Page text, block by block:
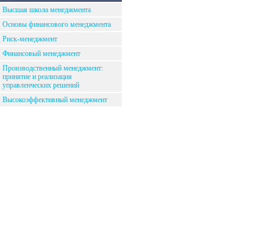
Высшая школа менеджмента
Основы финансового менеджмента
Риск-менеджмент
Финансовый менеджмент
Производственный менеджмент:
принятие и реализация
управленческих решений
Высокоэффективный менеджмент